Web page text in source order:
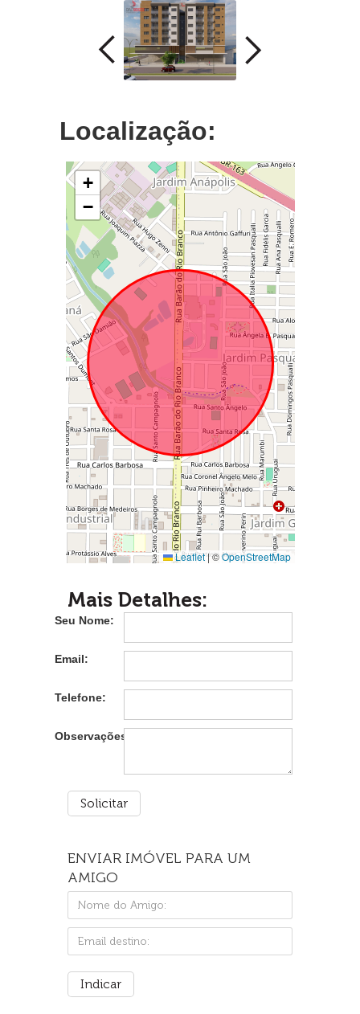
Localização:
+
−
Leaflet|©OpenStreetMap
Mais Detalhes:
Seu Nome:
Email:
Telefone:
Observações:
ENVIAR IMÓVEL PARA UM
AMIGO